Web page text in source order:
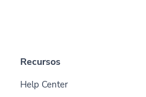
Recursos
Help Center